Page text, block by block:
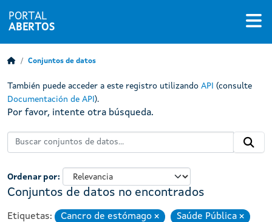
PORTAL
ABERTOS
Conjuntos de datos
Ordenar por
Conjuntos de datos no encontrados
Etiquetas: Cancro de estómago EliminarSaúde Pública Eliminar
Por favor, intente otra búsqueda.
También puede acceder a este registro utilizando API (consulte
Documentación de API ).